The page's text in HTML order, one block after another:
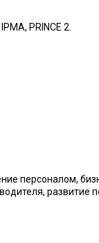
PRINCE 2.
персоналом,
развитие